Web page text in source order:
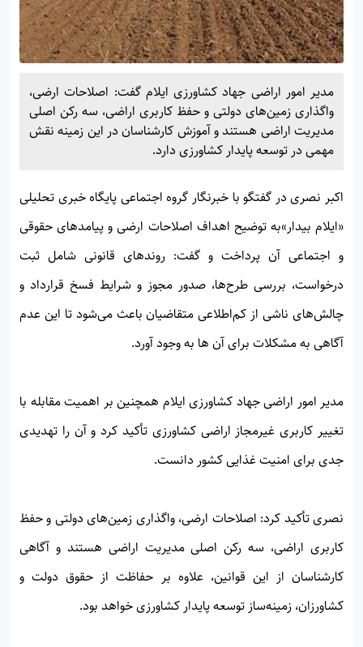
مدیر امور اراضی جهاد کشاورزی ایلام گفت: اصلاحات ارضی،
واگذاری زمین‌های دولتی و حفظ کاربری اراضی، سه رکن اصلی
مدیریت اراضی هستند و آموزش کارشناسان در این زمینه نقش
مهمی در توسعه پایدار کشاورزی دارد.
اکبر نصری در گفتگو با خبرنگار گروه اجتماعی پایگاه خبری تحلیلی
«ایلام بیدار»به توضیح اهداف اصلاحات ارضی و پیامدهای حقوقی
و اجتماعی آن پرداخت و گفت: روندهای قانونی شامل ثبت
درخواست، بررسی طرح‌ها، صدور مجوز و شرایط فسخ قرارداد و
چالش‌های ناشی از کم‌اطلاعی متقاضیان باعث می‌شود تا این عدم
آگاهی به مشکلات برای آن ها به وجود آورد.
مدیر امور اراضی جهاد کشاورزی ایلام همچنین بر اهمیت مقابله با
تغییر کاربری غیرمجاز اراضی کشاورزی تأکید کرد و آن را تهدیدی
جدی برای امنیت غذایی کشور دانست.
نصری تأکید کرد: اصلاحات ارضی، واگذاری زمین‌های دولتی و حفظ
کاربری اراضی، سه رکن اصلی مدیریت اراضی هستند و آگاهی
کارشناسان از این قوانین، علاوه بر حفاظت از حقوق دولت و
کشاورزان، زمینه‌ساز توسعه پایدار کشاورزی خواهد بود.